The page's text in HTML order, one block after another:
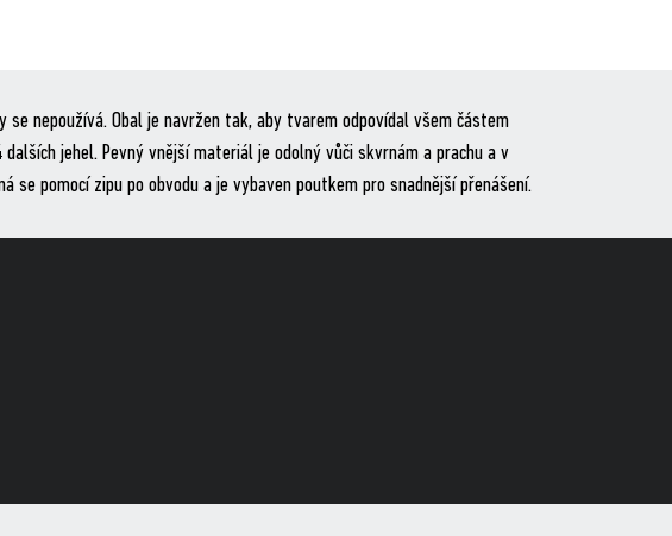
nepoužívá. Obal je navržen tak, aby tvarem odpovídal všem částem
jehel. Pevný vnější materiál je odolný vůči skvrnám a prachu a v
pomocí zipu po obvodu a je vybaven poutkem pro snadnější přenášení.